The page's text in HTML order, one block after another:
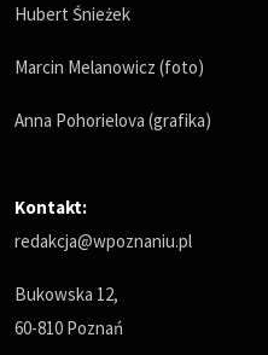
Hubert Śnieżek
Marcin Melanowicz (foto)
Anna Pohorielova (grafika)
Kontakt:
redakcja@wpoznaniu.pl
Bukowska 12,
60-810 Poznań